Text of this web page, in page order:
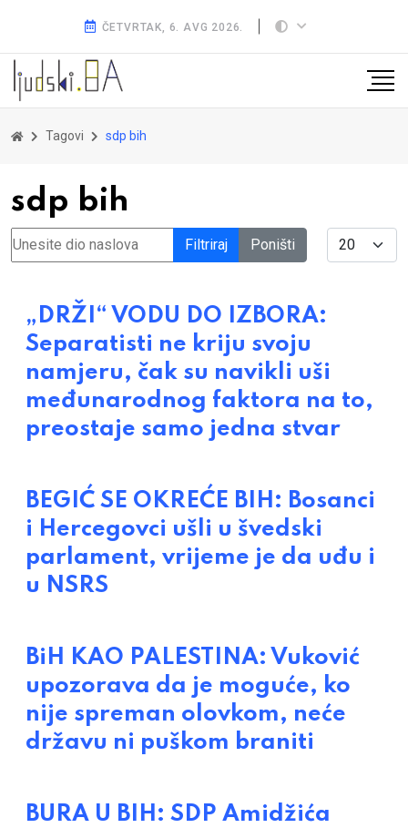
ČETVRTAK, 6. AVG 2026.
Tagovi sdp bih
sdp bih
Unesite dio naslova Filtriraj Poništi Display #
„DRŽI“ VODU DO IZBORA:
Separatisti ne kriju svoju
namjeru, čak su navikli uši
međunarodnog faktora na to,
preostaje samo jedna stvar
BEGIĆ SE OKREĆE BIH: Bosanci
i Hercegovci ušli u švedski
parlament, vrijeme je da uđu i
u NSRS
BiH KAO PALESTINA: Vuković
upozorava da je moguće, ko
nije spreman olovkom, neće
državu ni puškom braniti
BURA U BIH: SDP Amidžića